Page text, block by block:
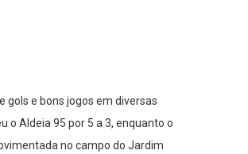
gols e bons jogos em diversas
o Aldeia 95 por 5 a 3, enquanto o
no campo do Jardim